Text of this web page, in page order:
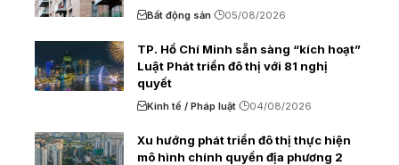
Bất động sản 05/08/2026
TP. Hồ Chí Minh sẵn sàng “kích hoạt”
Luật Phát triển đô thị với 81 nghị
quyết
Kinh tế / Pháp luật 04/08/2026
Xu hướng phát triển đô thị thực hiện
mô hình chính quyền địa phương 2